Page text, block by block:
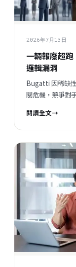
2026年7月13日
一輛報廢超
邏輯漏洞
Bugatti 因稀缺
關危機，競爭對
閱讀全文→